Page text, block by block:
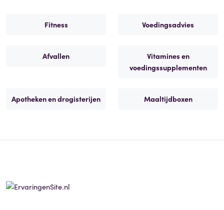
Fitness Voedingsadvies
Afvallen
Vitamines en
voedingssupplementen
Apotheken en drogisterijen Maaltijdboxen